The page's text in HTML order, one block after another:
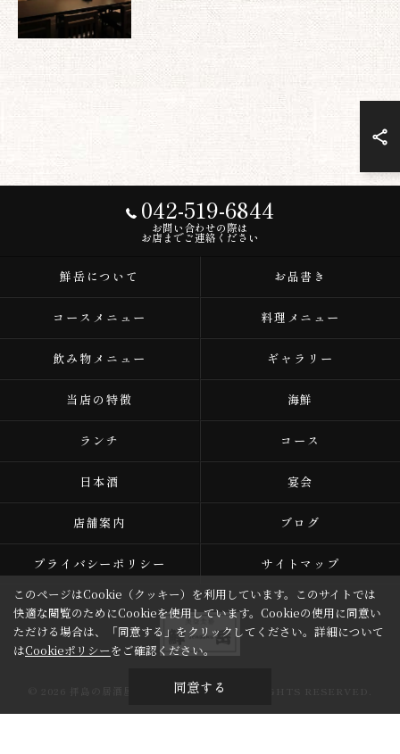
042-519-6844
お問い合わせの際は
お店までご連絡ください
鮮岳について お品書き
コースメニュー 料理メニュー
飲み物メニュー ギャラリー
当店の特徴 海鮮
ランチ コース
日本酒 宴会
店舗案内 ブログ
プライバシーポリシー サイトマップ
© 2026 拝島の居酒屋なら美空食場 鮮岳 ALL RIGHTS RESERVED.
このページはCookie（クッキー）を利用しています。このサイトでは
快適な閲覧のためにCookieを使用しています。Cookieの使用に同意い
ただける場合は、「同意する」をクリックしてください。詳細について
はCookieポリシーをご確認ください。
同意する